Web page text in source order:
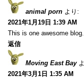
animal porn より:
2021年1月19日 1:39 AM
This is one awesome
返信
Moving East Bay
2021年3月1日 1:35 AM